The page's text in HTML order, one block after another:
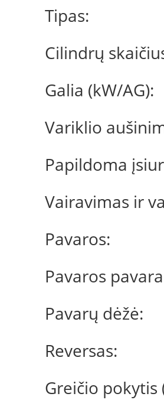
Tipas:
Cilindrų
Galia (kW/AG):
Variklio
Papildoma
Vairavimas ir
Pavaros:
Pavaros
Pavarų dėžė:
Reversas:
Greičio pokytis